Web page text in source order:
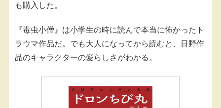
も購入した。
『毒虫小僧』は小学生の時に読んで本当に怖かったト
ラウマ作品だ。でも大人になってから読むと、日野作
品のキャラクターの愛らしさがわかる。